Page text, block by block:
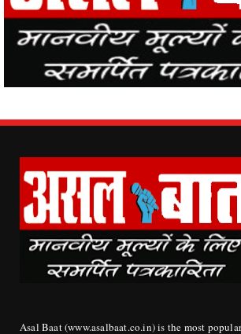
Asal Baat (www.asalbaat.co.in) is the most